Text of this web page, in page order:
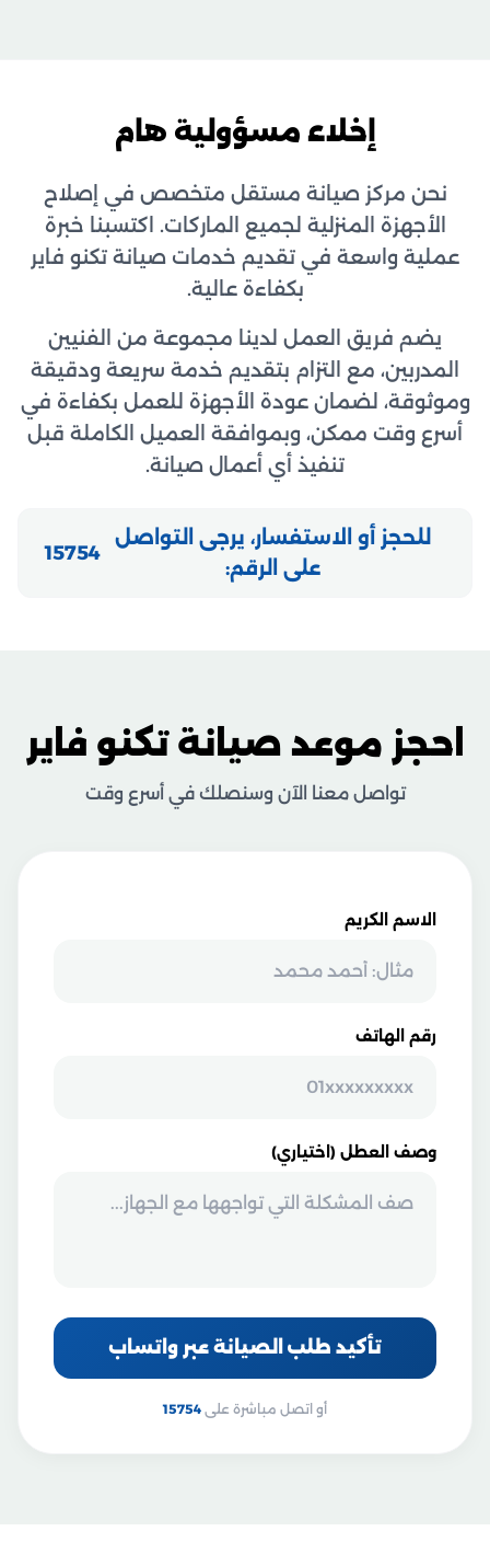
إخلاء مسؤولية هام
نحن مركز صيانة مستقل متخصص في إصلاح
الأجهزة المنزلية لجميع الماركات. اكتسبنا خبرة
عملية واسعة في تقديم خدمات صيانة تكنو فاير
بكفاءة عالية.
يضم فريق العمل لدينا مجموعة من الفنيين
المدربين، مع التزام بتقديم خدمة سريعة ودقيقة
وموثوقة، لضمان عودة الأجهزة للعمل بكفاءة في
أسرع وقت ممكن، وبموافقة العميل الكاملة قبل
تنفيذ أي أعمال صيانة.
للحجز أو الاستفسار، يرجى التواصل
على الرقم:
15754
احجز موعد صيانة تكنو فاير
تواصل معنا الآن وسنصلك في أسرع وقت
الاسم الكريم
رقم الهاتف
وصف العطل (اختياري)
تأكيد طلب الصيانة عبر واتساب
أو اتصل مباشرة على 15754